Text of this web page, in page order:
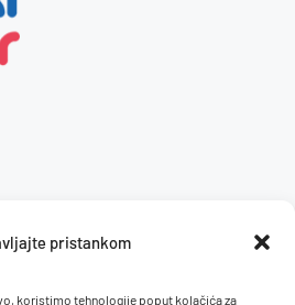
pristankom
koristimo tehnologije poput kolačića za